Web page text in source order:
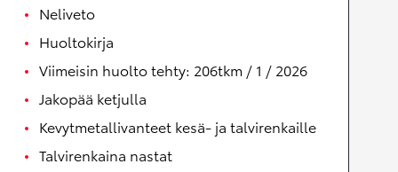
Neliveto
Huoltokirja
Viimeisin huolto tehty: 206tkm / 1 / 2026
Jakopää ketjulla
Kevytmetallivanteet kesä- ja talvirenkaille
Talvirenkaina nastat